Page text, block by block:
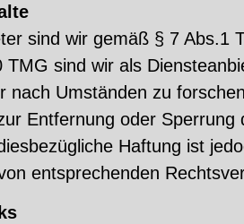
sind wir gemäß § 7 Abs.1
TMG sind wir als
nach Umständen zu
Entfernung oder
Haftung ist
entsprechenden